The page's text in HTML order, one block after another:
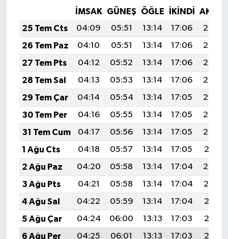
İMSAK GÜNEŞ ÖĞLE İKINDI
25 Tem Cts
04:09 05:51 13:14 17:06
20:27
26 Tem Paz
04:10 05:51 13:14 17:06
20:26
27 Tem Pts
04:12 05:52 13:14 17:06
20:26
28 Tem Sal
04:13 05:53 13:14 17:06
20:25
29 Tem Çar
04:14 05:54 13:14 17:05
20:24
30 Tem Per
04:16 05:55 13:14 17:05
20:23
31 Tem Cum
04:17 05:56 13:14 17:05
20:22
1 Ağu Cts
04:18 05:57 13:14 17:05
20:21
2 Ağu Paz
04:20 05:58 13:14 17:04
20:20
3 Ağu Pts
04:21 05:58 13:14 17:04
20:19
4 Ağu Sal
04:22 05:59 13:14 17:04
20:18
5 Ağu Çar
04:24 06:00 13:13 17:03
20:17
6 Ağu Per
04:25 06:01 13:13 17:03
20:16